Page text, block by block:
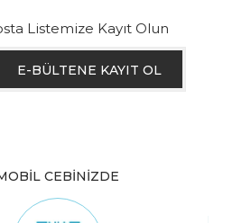
Listemize Kayıt Olun
E-BÜLTENE KAYIT OL
CEBİNİZDE